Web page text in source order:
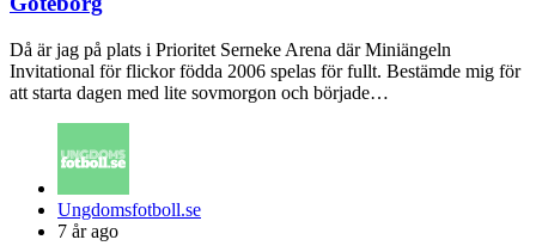
Då är jag på plats i Prioritet Serneke Arena där Miniängeln
Invitational för flickor födda 2006 spelas för fullt. Bestämde mig för
att starta dagen med lite sovmorgon och började…
Posted
by
Ungdomsfotboll.se
7 år ago